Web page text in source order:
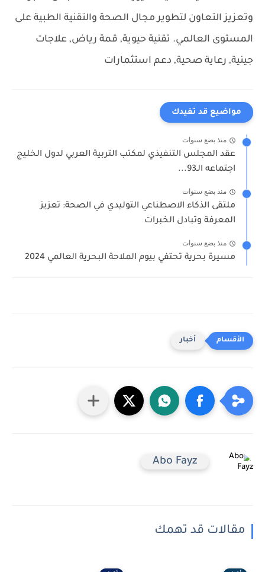
وتعزيز التعاون لتطوير مجال الصحة والتقنية الطبية على
المستوى العالمي. تقنية حيوية, قمة رياض, علاجات
جينية, رعاية صحية, دعم استثمارات
مواضيع قد تفيدك
منذ بضع سنوات
عقد المجلس التنفيذي لمكتب التربية العربي لدول الخليج
اجتماعه الـ93...
منذ بضع سنوات
ملتقى الذكاء الاصطناعي التوليدي في الصحة: تعزيز
المعرفة وتبادل الخبرات
منذ بضع سنوات
مسيرة بحرية تحتفي بيوم الملاحة البحرية العالمي 2024
أخبار
Abo Fayz
مقالات قد تهمك